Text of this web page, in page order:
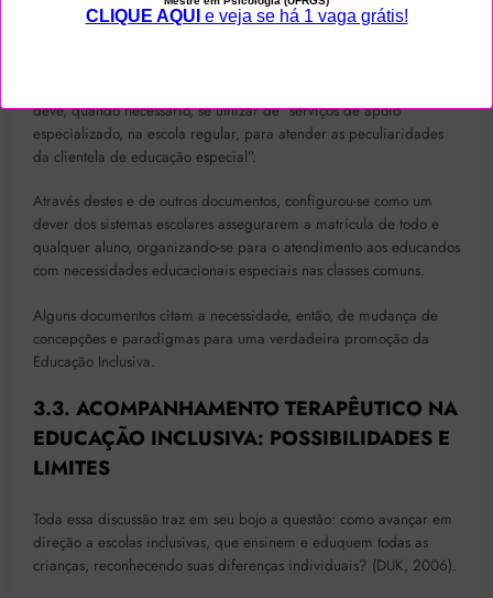
deve, quando necessário, se utilizar de “serviços de apoio
especializado, na escola regular, para atender as peculiaridades
da clientela de educação especial”.
Através destes e de outros documentos, configurou-se como um
dever dos sistemas escolares assegurarem a matrícula de todo e
qualquer aluno, organizando-se para o atendimento aos educandos
com necessidades educacionais especiais nas classes comuns.
Alguns documentos citam a necessidade, então, de mudança de
concepções e paradigmas para uma verdadeira promoção da
Educação Inclusiva.
3.3. ACOMPANHAMENTO TERAPÊUTICO NA
EDUCAÇÃO INCLUSIVA: POSSIBILIDADES E
LIMITES
Toda essa discussão traz em seu bojo a questão: como avançar em
direção a escolas inclusivas, que ensinem e eduquem todas as
crianças, reconhecendo suas diferenças individuais? (DUK, 2006).